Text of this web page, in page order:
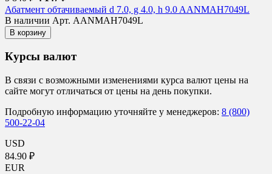
Абатмент обтачиваемый d 7.0, g 4.0, h 9.0 AANMAH7049L
В наличии Арт. AANMAH7049L
В корзину
Курсы валют
В связи с возможными изменениями курса валют цены на
сайте могут отличаться от цены на день покупки.
Подробную информацию уточняйте у менеджеров: 8 (800)
500-22-04
USD
84.90 ₽
EUR